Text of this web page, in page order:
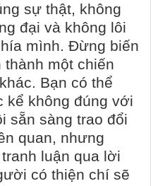
sự thật, không
đại và không lôi
mình. Đừng biến
một chiến
Bạn có thể
kể không đúng với
sẵn sàng trao đổi
quan, nhưng
luận qua lời
có thiện chí sẽ